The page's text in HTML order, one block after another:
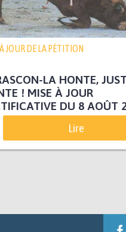
JOUR DE LA PÉTITION
LA HONTE,
! MISE À JOUR
DU 8 AOÛT
Lire